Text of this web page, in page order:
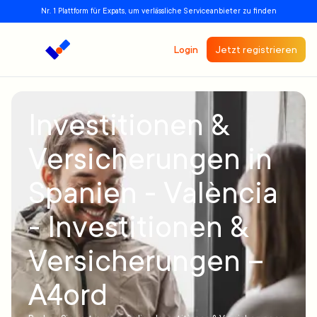
Nr. 1 Plattform für Expats, um verlässliche Serviceanbieter zu finden
Login Jetzt registrieren
Investitionen &
Versicherungen in
Spanien - València
- Investitionen &
Versicherungen –
A4ord